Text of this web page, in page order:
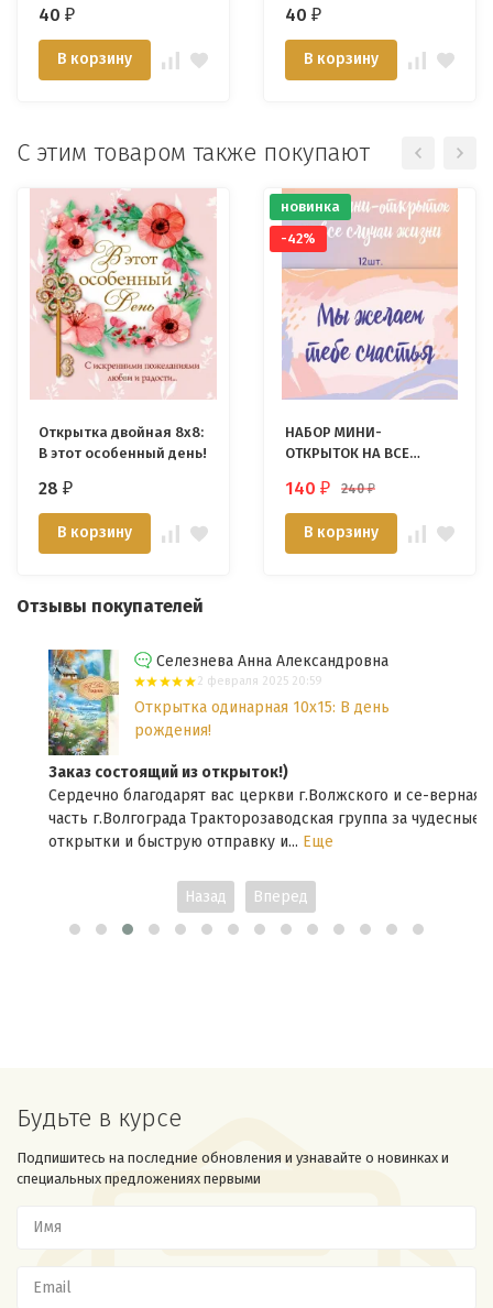
40 ₽
В корзину
40 ₽
В корзину
С этим товаром также покупают
Открытка двойная 8х8:
В этот особенный день!
28 ₽
В корзину
новинка
-42%
НАБОР МИНИ-
ОТКРЫТОК НА ВСЕ
140 ₽ 240₽
В корзину
Отзывы покупателей
Селезнева Анна Александровна
2 февраля 2025 20:59
Открытка одинарная 10x15: В день
рождения!
Заказ состоящий из открыток!)
Сердечно благодарят вас церкви г.Волжского и се-верная
часть г.Волгограда Тракторозаводская группа за чудесные
открытки и быструю отправку и...Еще
Назад Вперед
Будьте в курсе
Подпишитесь на последние обновления и узнавайте о новинках и
специальных предложениях первыми